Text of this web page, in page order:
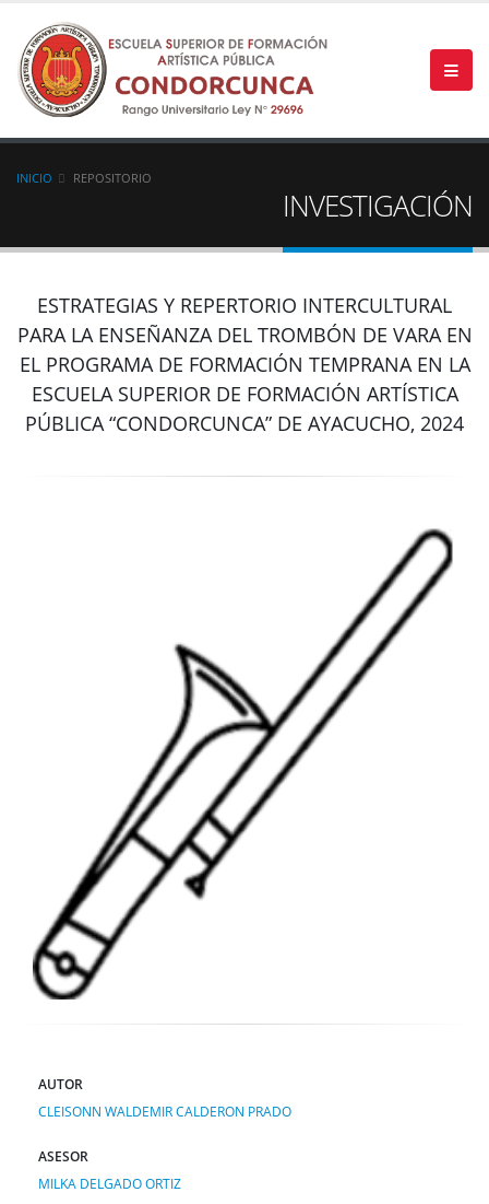
INICIO REPOSITORIO
INVESTIGACIÓN
ESTRATEGIAS Y REPERTORIO INTERCULTURAL
PARA LA ENSEÑANZA DEL TROMBÓN DE VARA EN
EL PROGRAMA DE FORMACIÓN TEMPRANA EN LA
ESCUELA SUPERIOR DE FORMACIÓN ARTÍSTICA
PÚBLICA “CONDORCUNCA” DE AYACUCHO, 2024
AUTOR
CLEISONN WALDEMIR CALDERON PRADO
ASESOR
MILKA DELGADO ORTIZ